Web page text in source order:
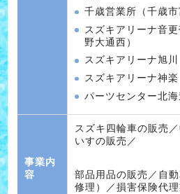
千歳営業所（千歳市
スズキアリーナ音
野大通西）
スズキアリーナ旭川
スズキアリーナ神楽
パーツセンター北海
事業内
容
スズキ四輪車の販売
いすの販売／
部品用品の販売／自
修理）／損害保険代